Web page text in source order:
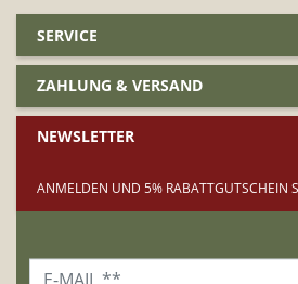
SERVICE
ZAHLUNG & VERSAND
NEWSLETTER
ANMELDEN UND 5% RABATTGUTSCHEIN